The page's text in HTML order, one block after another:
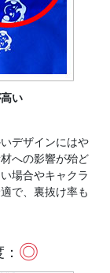
い
デザインにはや
への影響が殆ど
場合やキャクラ
で、裏抜け率も
◎